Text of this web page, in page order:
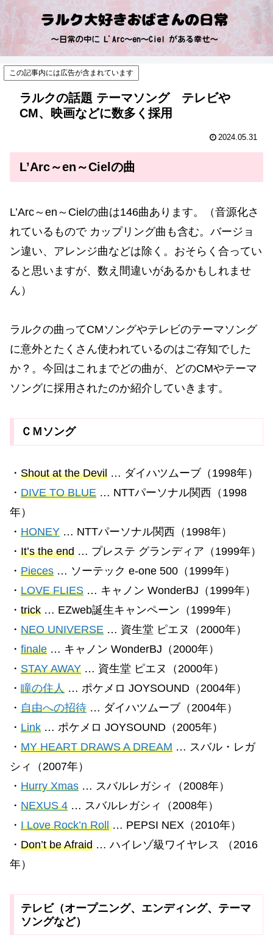
この記事内には広告が含まれています
ラルクの話題 テーマソング テレビや
CM、映画などに数多く採用
2024.05.31
L’Arc～en～Cielの曲
L’Arc～en～Cielの曲は146曲あります。（音源化さ
れているもので カップリング曲も含む。バージョ
ン違い、アレンジ曲などは除く。おそらく合ってい
ると思いますが、数え間違いがあるかもしれませ
ん）
ラルクの曲ってCMソングやテレビのテーマソング
に意外とたくさん使われているのはご存知でした
か？。今回はこれまでどの曲が、どのCMやテーマ
ソングに採用されたのか紹介していきます。
ＣＭソング
・ Shout at the Devil … ダイハツムーブ（1998年）
・ DIVE TO BLUE … NTTパーソナル関西（1998
年）
・ HONEY … NTTパーソナル関西（1998年）
・ It’s the end … プレステ グランディア（1999年）
・ Pieces … ソーテック e-one 500（1999年）
・ LOVE FLIES … キャノン WonderBJ（1999年）
・ trick … EZweb誕生キャンペーン（1999年）
・ NEO UNIVERSE … 資生堂 ピエヌ（2000年）
・ finale … キャノン WonderBJ（2000年）
・ STAY AWAY … 資生堂 ピエヌ（2000年）
・ 瞳の住人 … ポケメロ JOYSOUND（2004年）
・ 自由への招待 … ダイハツムーブ（2004年）
・ Link … ポケメロ JOYSOUND（2005年）
・ MY HEART DRAWS A DREAM … スバル・レガ
シィ（2007年）
・ Hurry Xmas … スバルレガシィ（2008年）
・ NEXUS 4 … スバルレガシィ（2008年）
・ I Love Rock’n Roll … PEPSI NEX（2010年）
・ Don’t be Afraid … ハイレゾ級ワイヤレス （2016
年）
テレビ（オープニング、エンディング、テーマ
ソングなど）